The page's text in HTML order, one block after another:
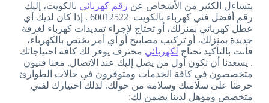
يتساءل الكثير من الأشخاص عن رقم كهربائي بالكويت، إليك
رقم أفضل فني كهرباء بالكويت 60012522 . إذا كان لديك أي
عطل كهربائي بمنزلك، أو تحتاج لإجراء تمديدات كهرباء لغرفة
جديدة بمنزلك، أو تركيب مصابيح أو أي أمر يختص بالكهرباء،
فأنت بالتأكيد تحتاج لكهربائي محترف يوفر لك كافة احتياجاتك
. يسعدنا أن نكون أول من يصل إليك عند الاتصال. معنا فنيون
متخصصون في كافة الخدمات ومتوفرون في حالات الطوارئ
حرصًا على سلامتك وسلامة من حولك. لذلك اختيارك لفني
متخصص ومؤهل لدينا يضمن لك: